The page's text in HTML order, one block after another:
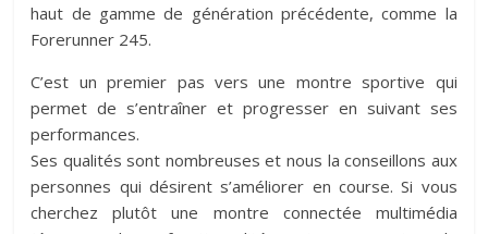
haut de gamme de génération précédente, comme la
Forerunner 245.
C’est un premier pas vers une montre sportive qui
permet de s’entraîner et progresser en suivant ses
performances.
Ses qualités sont nombreuses et nous la conseillons aux
personnes qui désirent s’améliorer en course. Si vous
cherchez plutôt une montre connectée multimédia